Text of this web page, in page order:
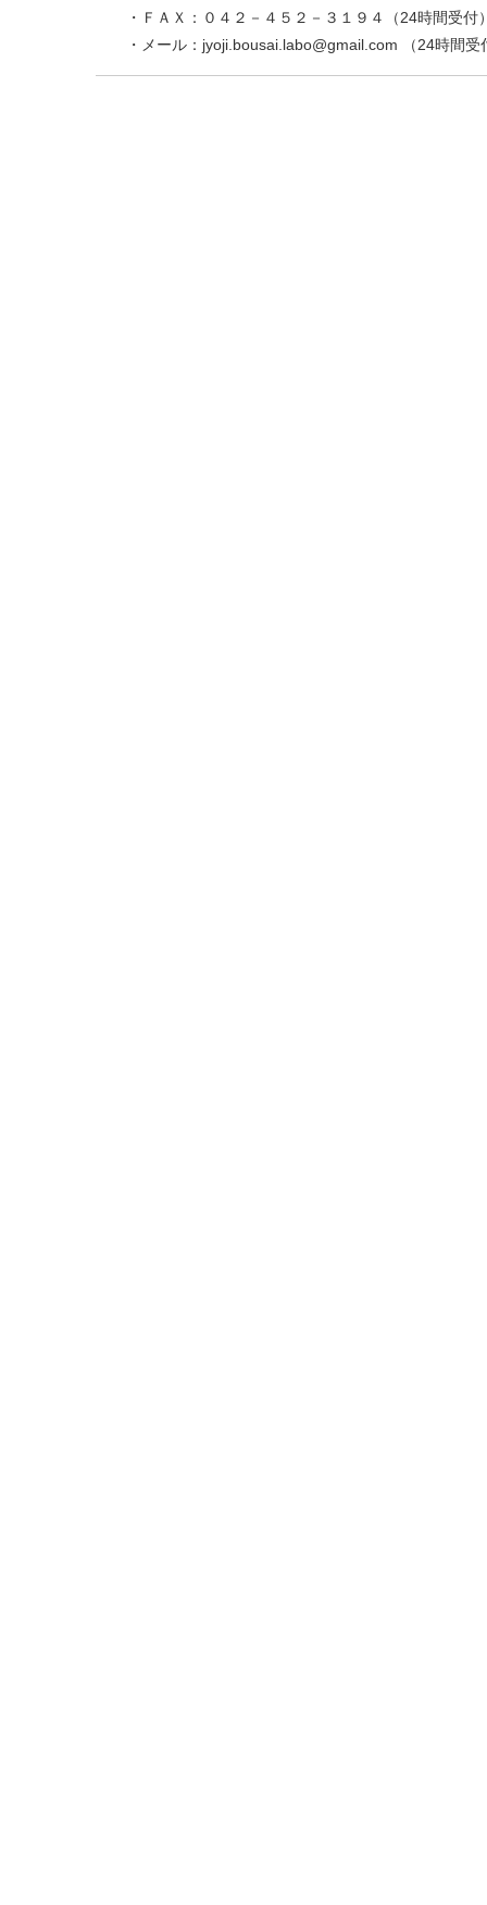
・ＦＡＸ：０４２－４５２－３１９４（24時間受付
・メール：jyoji.bousai.labo@gmail.com （24時間受